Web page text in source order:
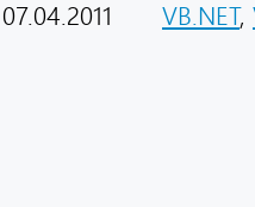
07.04.2011 VB.NET,